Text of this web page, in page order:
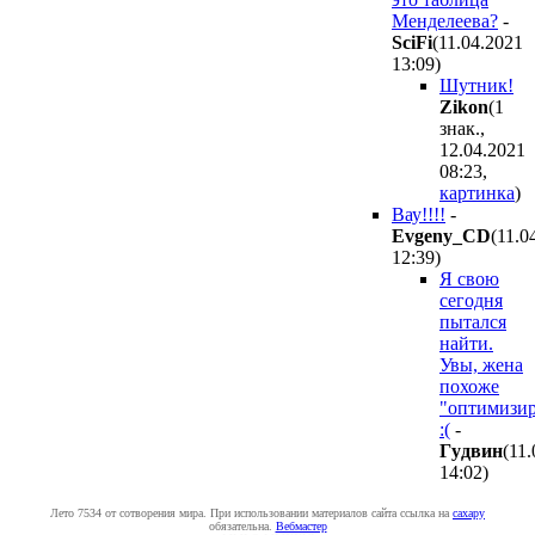
Менделеева? -
SciFi(11.04.2021
13:09)
Шутник!
Zikon(1
знак.,
12.04.2021
08:23,
картинка)
Вау!!!! -
Evgeny_CD
12:39)
Я свою
сегодня
пытался
найти.
Увы, жена
похоже
:( -
Гyдвин
14:02)
Лето 7534 от сотворения мира. При использовании материалов сайта ссылка на caxapу
обязательна. Вебмастер